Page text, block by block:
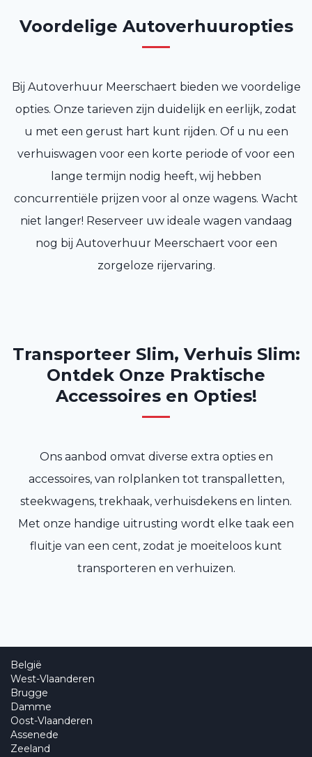
Voordelige Autoverhuuropties
Bij Autoverhuur Meerschaert bieden we voordelige
opties. Onze tarieven zijn duidelijk en eerlijk, zodat
u met een gerust hart kunt rijden. Of u nu een
verhuiswagen voor een korte periode of voor een
lange termijn nodig heeft, wij hebben
concurrentiële prijzen voor al onze wagens. Wacht
niet langer! Reserveer uw ideale wagen vandaag
nog bij Autoverhuur Meerschaert voor een
zorgeloze rijervaring.
Transporteer Slim, Verhuis Slim:
Ontdek Onze Praktische
Accessoires en Opties!
Ons aanbod omvat diverse extra opties en
accessoires, van rolplanken tot transpalletten,
steekwagens, trekhaak, verhuisdekens en linten.
Met onze handige uitrusting wordt elke taak een
fluitje van een cent, zodat je moeiteloos kunt
transporteren en verhuizen.
België
West-Vlaanderen
Brugge
Damme
Oost-Vlaanderen
Assenede
Zeeland